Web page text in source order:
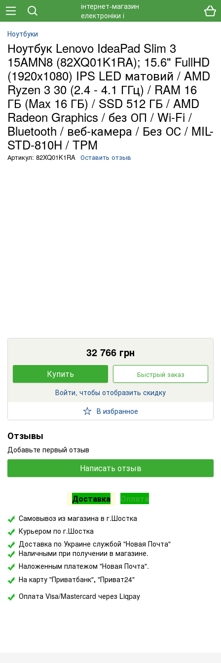
Ноутбуки
Ноутбук Lenovo IdeaPad Slim 3
15AMN8 (82XQ01K1RA); 15.6" FullHD
(1920x1080) IPS LED матовий / AMD
Ryzen 3 30 (2.4 - 4.1 ГГц) / RAM 16
ГБ (Max 16 ГБ) / SSD 512 ГБ / AMD
Radeon Graphics / без ОП / Wi-Fi /
Bluetooth / веб-камера / Без ОС / MIL-
STD-810H / TPM
Артикул: 82XQ01K1RA Оставить отзыв
32 766 грн
Купить Быстрый заказ
Войти, чтобы отобразить скидку
В избранное
Отзывы
Добавьте первый отзыв
Написать отзыв
Доставка Оплата
Самовывоз из магазина в г.Шостка
Курьером по г.Шостка
Доставка по Украине службой "Новая Почта"
Наличными при получении в магазине.
Наложенным платежом "Новая Почта".
На карту "Приватбанк", "Приват24"
Оплата Visa/Mastercard через Liqpay